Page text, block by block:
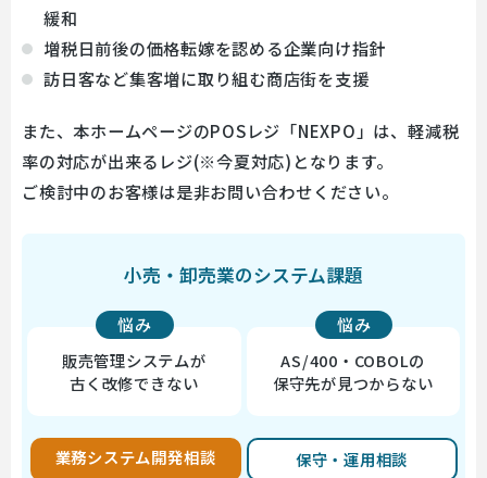
緩和
増税日前後の価格転嫁を認める企業向け指針
訪日客など集客増に取り組む商店街を支援
また、本ホームページのPOSレジ「NEXPO」は、軽減税
率の対応が出来るレジ(※今夏対応)となります。
ご検討中のお客様は是非お問い合わせください。
小売・卸売業のシステム課題
悩み
販売管理システムが
古く改修できない
悩み
AS/400・COBOLの
保守先が見つからない
業務システム開発相談 保守・運用相談